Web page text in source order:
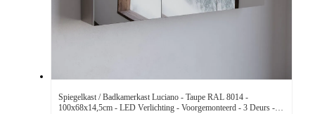
Spiegelkast / Badkamerkast Luciano - Taupe RAL 8014 -
100x68x14,5cm - LED Verlichting - Voorgemonteerd - 3 Deurs -